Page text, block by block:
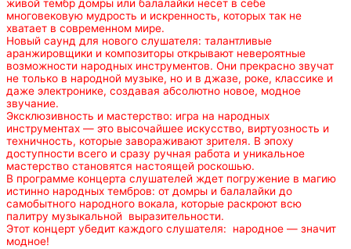
живой тембр домры или балалайки несет в себе
многовековую мудрость и искренность, которых так не
хватает в современном мире.
Новый саунд для нового слушателя: талантливые
аранжировщики и композиторы открывают невероятные
возможности народных инструментов. Они прекрасно звучат
не только в народной музыке, но и в джазе, роке, классике и
даже электронике, создавая абсолютно новое, модное
звучание.
Эксклюзивность и мастерство: игра на народных
инструментах — это высочайшее искусство, виртуозность и
техничность, которые завораживают зрителя. В эпоху
доступности всего и сразу ручная работа и уникальное
мастерство становятся настоящей роскошью.
В программе концерта слушателей ждет погружение в магию
истинно народных тембров: от домры и балалайки до
самобытного народного вокала, которые раскроют всю
палитру музыкальной выразительности.
Этот концерт убедит каждого слушателя: народное — значит
модное!